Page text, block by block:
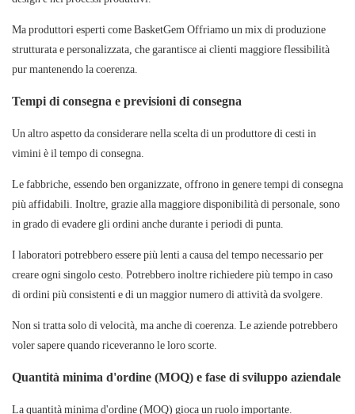
Ma produttori esperti comeBasketGem Offriamo un mix di produzione
strutturata e personalizzata, che garantisce ai clienti maggiore flessibilità
pur mantenendo la coerenza.
Tempi di consegna e previsioni di consegna
Un altro aspetto da considerare nella scelta di un produttore di cesti in
vimini è il tempo di consegna.
Le fabbriche, essendo ben organizzate, offrono in genere tempi di consegna
più affidabili. Inoltre, grazie alla maggiore disponibilità di personale, sono
in grado di evadere gli ordini anche durante i periodi di punta.
I laboratori potrebbero essere più lenti a causa del tempo necessario per
creare ogni singolo cesto. Potrebbero inoltre richiedere più tempo in caso
di ordini più consistenti e di un maggior numero di attività da svolgere.
Non si tratta solo di velocità, ma anche di coerenza. Le aziende potrebbero
voler sapere quando riceveranno le loro scorte.
Quantità minima d'ordine (MOQ) e fase di sviluppo aziendale
La quantità minima d'ordine (MOQ) gioca un ruolo importante.